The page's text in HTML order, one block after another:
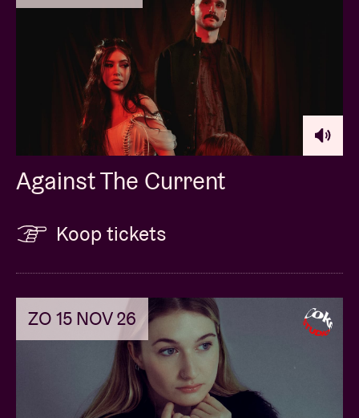
Against The Current
Koop tickets
ZO 15 NOV 26